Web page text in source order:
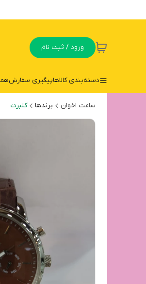
ورود / ثبت نام
دسته‌بندی کالاهاپیگیری سفارش
ساعت اخوان برندها کلبرت